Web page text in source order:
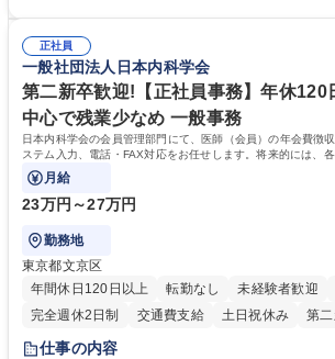
般へ携わっていただく予定です。 募集職種 【経理】人気カプセルトイメ
ーカー/経理からバックオフィス全般に挑戦◎
・周囲の状況を見ながら、先回りして業務に取り組
らではの変化を前向きに楽しめる方 学歴・資格 学歴：大学院 大学 高専 短
大 専修学校 高校 語学力： 資格：日商簿記検定3級
正社員
一般社団法人日本内科学会
第二新卒歓迎!【正社員事務】年休120
中心で残業少なめ 一般事務
日本内科学会の会員管理部門にて、医師（会員）の年会費徴
ステム入力、電話・FAX対応をお任せします。将来的には、
などにも幅広く携わっていただきます。
月給
23万円～27万円
勤務地
東京都文京区
年間休日120日以上
転勤なし 未経験者歓迎
完全週休2日制
交通費支給 土日祝休み 第
仕事の内容